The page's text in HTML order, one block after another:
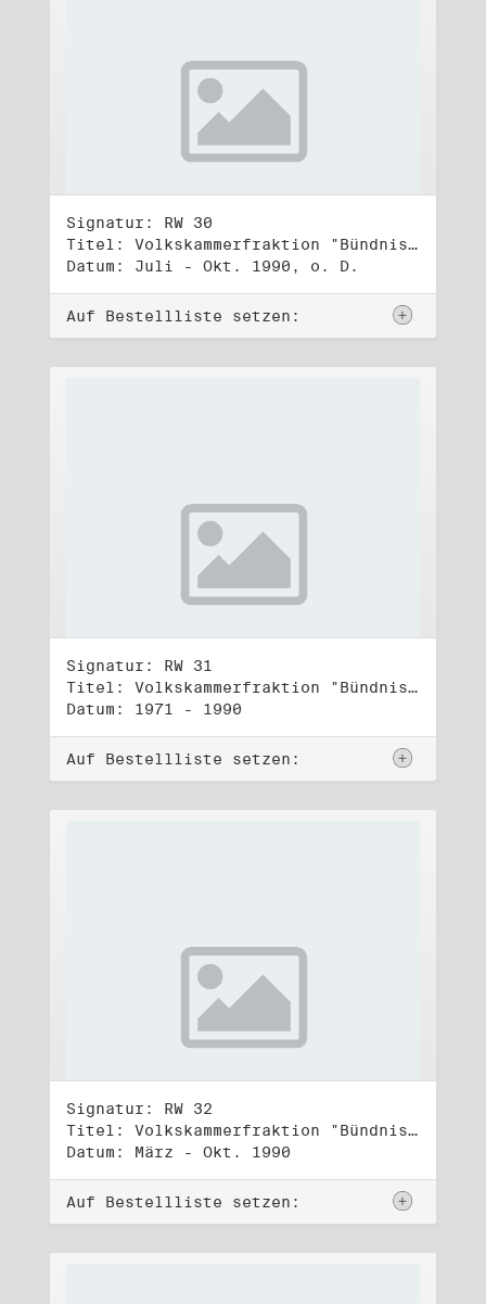
Signatur: RW 30
Titel: Volkskammerfraktion "Bündnis 90/Grüne" (2)
Datum: Juli - Okt. 1990, o. D.
Auf Bestellliste setzen:
Signatur: RW 31
Titel: Volkskammerfraktion "Bündnis 90/Grüne" (3)
Datum: 1971 - 1990
Auf Bestellliste setzen:
Signatur: RW 32
Titel: Volkskammerfraktion "Bündnis 90/Grüne" (4)
Datum: März - Okt. 1990
Auf Bestellliste setzen: